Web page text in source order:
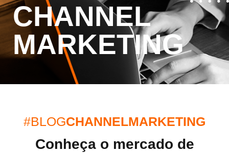
CHANNEL
MARKETING
#BLOGCHANNELMARKETING
Conheça o mercado de